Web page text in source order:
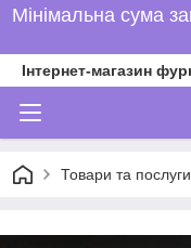
Мінімальна сума
Інтернет-магазин
Товари та послуги